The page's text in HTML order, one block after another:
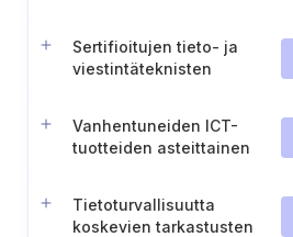
Sertifioitujen tieto- ja
viestintäteknisten
Vanhentuneiden ICT-
tuotteiden asteittainen
Tietoturvallisuutta
koskevien tarkastusten